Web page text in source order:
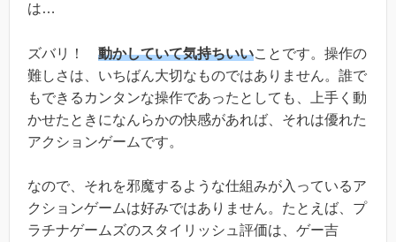
は…
ズバリ！ 動かしていて気持ちいいことです。操作の
難しさは、いちばん大切なものではありません。誰で
もできるカンタンな操作であったとしても、上手く動
かせたときになんらかの快感があれば、それは優れた
アクションゲームです。
なので、それを邪魔するような仕組みが入っているア
クションゲームは好みではありません。たとえば、プ
ラチナゲームズのスタイリッシュ評価は、ゲー吉